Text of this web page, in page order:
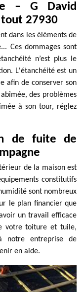
– G David
27930
dans les éléments de
Ces dommages sont
n’est plus le
L'étanchéité est un
afin de conserver son
des problèmes
à son tour, réglez
de fuite de
de la maison est
constitutifs
sont nombreux
le plan financier que
un travail efficace
votre toiture et tuile,
notre entreprise de
en aide.